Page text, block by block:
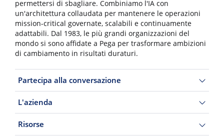
permettersi di sbagliare. Combiniamo l'IA con
un'architettura collaudata per mantenere le operazioni
mission-critical governate, scalabili e continuamente
adattabili. Dal 1983, le più grandi organizzazioni del
mondo si sono affidate a Pega per trasformare ambizioni
di cambiamento in risultati duraturi.
Partecipa alla conversazione
L'azienda
Risorse